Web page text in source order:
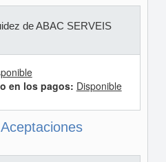
de ABAC SERVEIS
en los pagos: Disponible